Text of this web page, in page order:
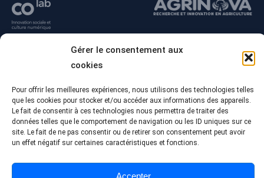
Gérer le consentement aux
cookies
Pour offrir les meilleures expériences, nous utilisons des technologies telles
que les cookies pour stocker et/ou accéder aux informations des appareils.
Le fait de consentir à ces technologies nous permettra de traiter des
données telles que le comportement de navigation ou les ID uniques sur ce
site. Le fait de ne pas consentir ou de retirer son consentement peut avoir
un effet négatif sur certaines caractéristiques et fonctions.
Accepter
© Tous droits réservés - Collège Alma
Politique de confidentialité